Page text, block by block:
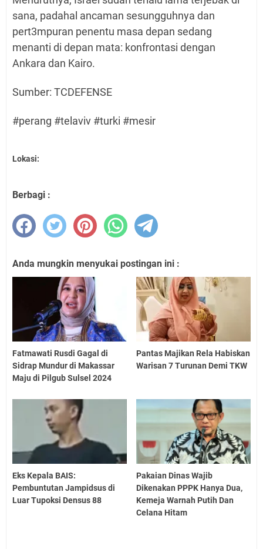
sana, padahal ancaman sesungguhnya dan
pert3mpuran penentu masa depan sedang
menanti di depan mata: konfrontasi dengan
Ankara dan Kairo.
Sumber: TCDEFENSE
#perang #telaviv #turki #mesir
Lokasi:
Berbagi :
Anda mungkin menyukai postingan ini :
Fatmawati Rusdi Gagal di
Sidrap Mundur di Makassar
Maju di Pilgub Sulsel 2024
Pantas Majikan Rela Habiskan
Warisan 7 Turunan Demi TKW
Eks Kepala BAIS:
Pembuntutan Jampidsus di
Luar Tupoksi Densus 88
Pakaian Dinas Wajib
Dikenakan PPPK Hanya Dua,
Kemeja Warnah Putih Dan
Celana Hitam